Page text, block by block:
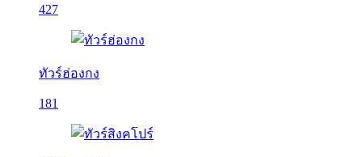
427
ทัวร์ฮ่องกง
181